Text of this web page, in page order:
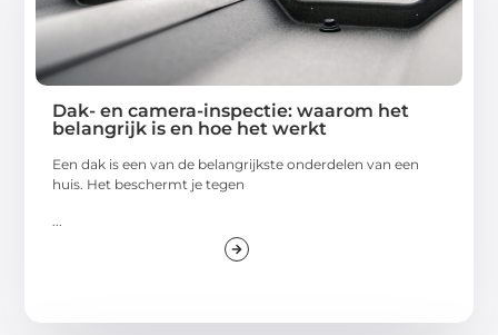
Dak- en camera-inspectie: waarom het
belangrijk is en hoe het werkt
Een dak is een van de belangrijkste onderdelen van een
huis. Het beschermt je tegen